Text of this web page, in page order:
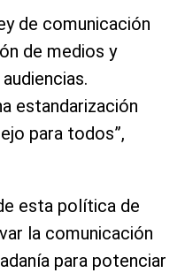
de comunicación
de medios y
estandarización
para todos”,
esta política de
la comunicación
para potenciar